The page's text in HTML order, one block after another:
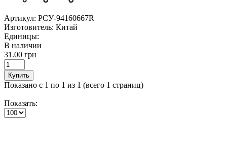
Артикул: РСУ-94160667R
Изготовитель: Китай
Единицы:
В наличии
31.00 грн
Купить
Показано с 1 по 1 из 1 (всего 1 страниц)
Показать: